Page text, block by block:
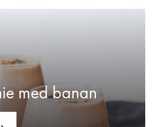
med banan